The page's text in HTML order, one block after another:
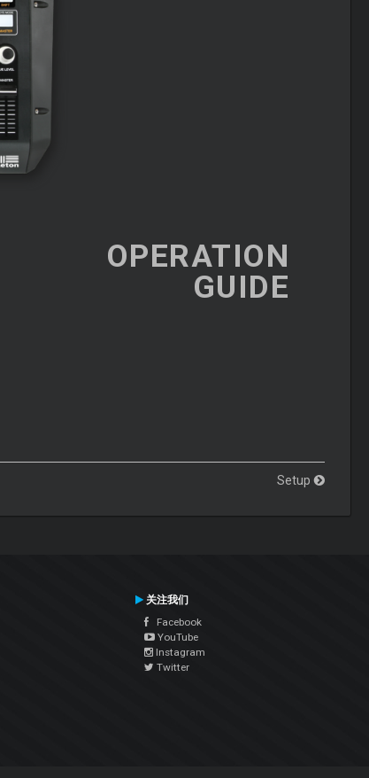
OPERATION
GUIDE
Setup
关注我们
Facebook
YouTube
Instagram
Twitter